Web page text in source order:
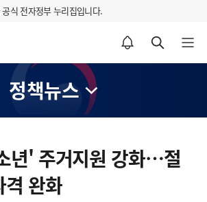
식 전자정부 누리집입니다.
알림설정 바로가기 검색 바로가기 메뉴 열기
정책뉴스
년' 주거지원 강화…절
격 완화